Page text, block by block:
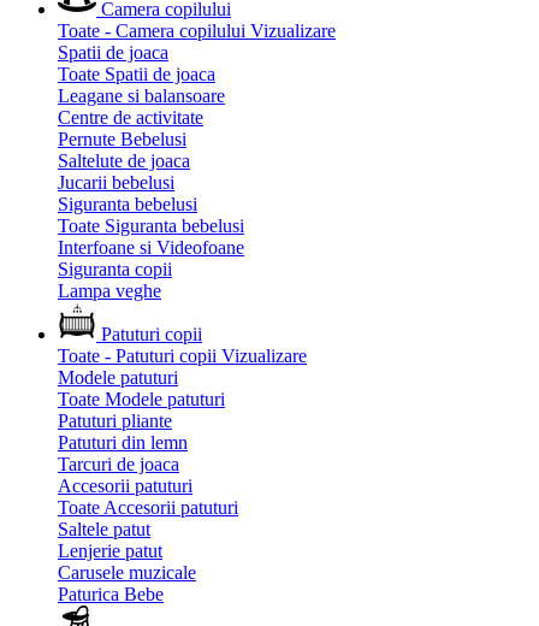
Camera copilului
Toate - Camera copilului Vizualizare
Spatii de joaca
Toate Spatii de joaca
Leagane si balansoare
Centre de activitate
Pernute Bebelusi
Saltelute de joaca
Jucarii bebelusi
Siguranta bebelusi
Toate Siguranta bebelusi
Interfoane si Videofoane
Siguranta copii
Lampa veghe
Patuturi copii
Toate - Patuturi copii Vizualizare
Modele patuturi
Toate Modele patuturi
Patuturi pliante
Patuturi din lemn
Tarcuri de joaca
Accesorii patuturi
Toate Accesorii patuturi
Saltele patut
Lenjerie patut
Carusele muzicale
Paturica Bebe